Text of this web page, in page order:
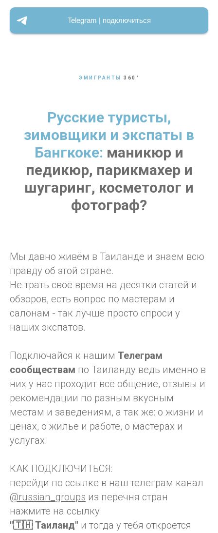
Telegram | подключиться
ЭМИГРАНТЫ 360 °
Русские туристы,
зимовщики и экспаты в
Бангкоке: маникюр и
педикюр, парикмахер и
шугаринг, косметолог и
фотограф?
Мы давно живём в Таиланде и знаем всю
правду об этой стране.
Не трать своё время на десятки статей и
обзоров, есть вопрос по мастерам и
салонам - так лучше просто спроси у
наших экспатов.
Подключайся к нашим Телеграм
сообществам по Таиланду ведь именно в
них у нас проходит всё общение, отзывы и
рекомендации по разным вкусным
местам и заведениям, а так же: о жизни и
ценах, о жилье и работе, о мастерах и
услугах.
КАК ПОДКЛЮЧИТЬСЯ:
перейди по ссылке в наш телеграм канал
@russian_groups из перечня стран
нажмите на ссылку
"🇹🇭 Таиланд" и тогда у тебя откроется